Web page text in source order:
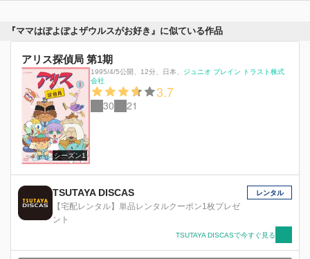
『ママはぽよぽよザウルスがお好き』に似ている作品
アリス探偵局 第1期
シーズン1
1995/4/5公開 12分 日本
ジュニオ ブレイン トラスト株式
会社
3.7
30 21
TSUTAYA DISCAS
【宅配レンタル】単品レンタルクーポン1枚プレゼ
ント
レンタル
TSUTAYA DISCASで今すぐ見る